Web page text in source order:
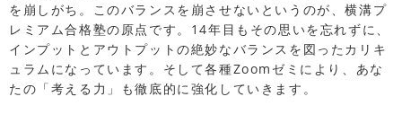
を崩しがち。このバランスを崩させないというのが、横溝プ
レミアム合格塾の原点です。14年目もその思いを忘れずに、
インプットとアウトプットの絶妙なバランスを図ったカリキ
ュラムになっています。そして各種Zoomゼミにより、あな
たの「考える力」も徹底的に強化していきます。